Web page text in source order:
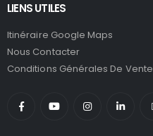
LIENS UTILES
Itinéraire Google Maps
Nous Contacter
Conditions Générales De Vente